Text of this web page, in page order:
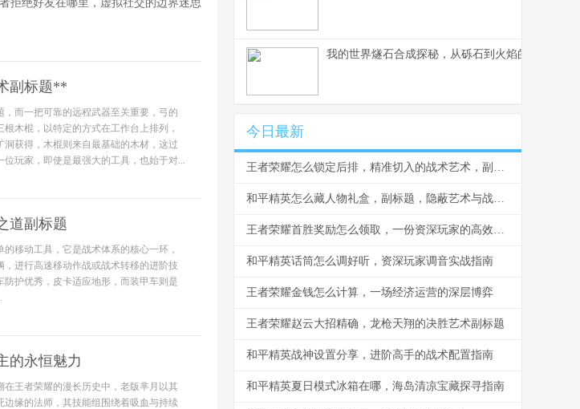
拒绝好友在哪里，虚拟社交的边界迷思
副标题**
而一把可靠的远程武器至关重要，弓的
木棍，以特定的方式在工作台上排列，
获得，木棍则来自最基础的木材，这过
玩家，即使是最强大的工具，也始于对...
道副标题
移动工具，它是战术体系的核心一环，
进行高速移动作战或战术转移的进阶技
护优秀，皮卡适应地形，而装甲车则是
的永恒魅力
王者荣耀的漫长历史中，老版芈月以其
缘的法师，其技能组围绕着吸血与持续
我的世界燧石合成探秘，从砾石到火焰的生存艺术
今日最新
王者荣耀怎么锁定后排，精准切入的战术艺术，副标题，脆皮噩梦与团战胜负手
和平精英怎么藏人物礼盒，副标题，隐蔽艺术与战术博弈
王者荣耀首胜奖励怎么领取，一份资深玩家的高效指南，副标题，揭秘每日第一胜的隐藏技巧与深远意义
和平精英话筒怎么调好听，资深玩家调音实战指南
王者荣耀金钱怎么计算，一场经济运营的深层博弈
王者荣耀赵云大招精确，龙枪天翔的决胜艺术副标题
和平精英战神设置分享，进阶高手的战术配置指南
和平精英夏日模式冰箱在哪，海岛清凉宝藏探寻指南